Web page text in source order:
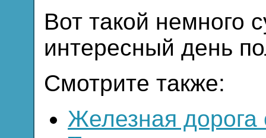
Вот такой немного
интересный день
Смотрите также:
Железная дорога